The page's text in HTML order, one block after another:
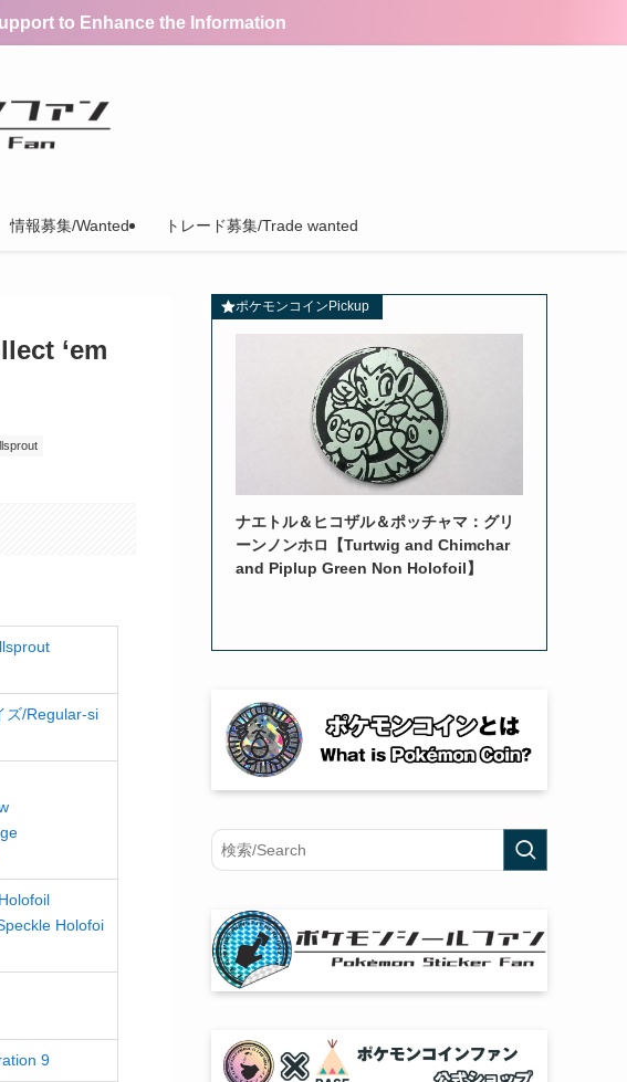
to Enhance the Information
情報募集/Wanted トレード募集/Trade wanted
‘em
ズ/Regular-si
Holofoi
9
ポケモンコインPickup
ナエトル＆ヒコザル＆ポッチャマ：グリ
ーンノンホロ【Turtwig and Chimchar
and Piplup Green Non Holofoil】